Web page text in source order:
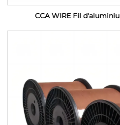
CCA WIRE Fil